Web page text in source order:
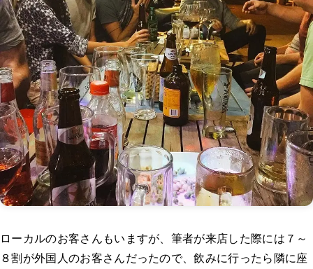
ローカルのお客さんもいますが、筆者が来店した際には７～
８割が外国人のお客さんだったので、飲みに行ったら隣に座